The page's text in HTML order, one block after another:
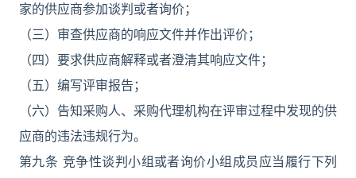
家的供应商参加谈判或者询价；
（三）审查供应商的响应文件并作出评价；
（四）要求供应商解释或者澄清其响应文件；
（五）编写评审报告；
（六）告知采购人、采购代理机构在评审过程中发现的供
应商的违法违规行为。
第九条 竞争性谈判小组或者询价小组成员应当履行下列